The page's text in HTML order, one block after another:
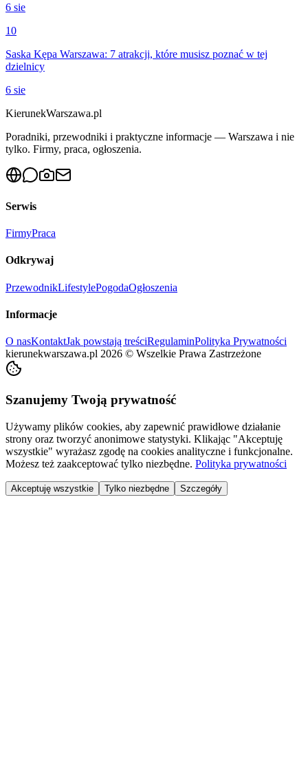
6 sie
10
Saska Kępa Warszawa: 7 atrakcji, które musisz poznać w tej
dzielnicy
6 sie
KierunekWarszawa.pl
Poradniki, przewodniki i praktyczne informacje — Warszawa i nie
tylko. Firmy, praca, ogłoszenia.
Serwis
FirmyPraca
Odkrywaj
PrzewodnikLifestylePogodaOgłoszenia
Informacje
O nasKontaktJak powstają treściRegulaminPolityka Prywatności
kierunekwarszawa.pl 2026 © Wszelkie Prawa Zastrzeżone
Szanujemy Twoją prywatność
Używamy plików cookies, aby zapewnić prawidłowe działanie
strony oraz tworzyć anonimowe statystyki. Klikając "Akceptuję
wszystkie" wyrażasz zgodę na cookies analityczne i funkcjonalne.
Możesz też zaakceptować tylko niezbędne. Polityka prywatności
Akceptuję wszystkie Tylko niezbędne Szczegóły